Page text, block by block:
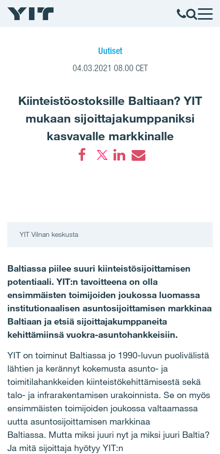
Uutiset
04.03.2021 08.00 CET
Kiinteistöostoksille Baltiaan? YIT
mukaan sijoittajakumppaniksi
kasvavalle markkinalle
YIT Vilnan keskusta
Baltiassa piilee suuri kiinteistösijoittamisen
potentiaali. YIT:n tavoitteena on olla
ensimmäisten toimijoiden joukossa luomassa
institutionaalisen asuntosijoittamisen markkinaa
Baltiaan ja etsiä sijoittajakumppaneita
kehittämiinsä vuokra-asuntohankkeisiin.
YIT on toiminut Baltiassa jo 1990-luvun puolivälistä
lähtien ja kerännyt kokemusta asunto- ja
toimitilahankkeiden kiinteistökehittämisestä sekä
talo- ja infrarakentamisen urakoinnista. Se on myös
ensimmäisten toimijoiden joukossa valtaamassa
uutta asuntosijoittamisen markkinaa
Baltiassa. Mutta miksi juuri nyt ja miksi juuri Baltia?
Ja mitä sijoittaja hyötyy YIT:n